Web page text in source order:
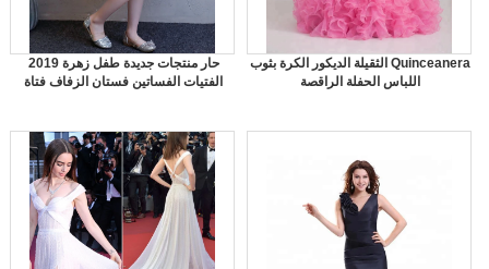
2019 حار منتجات جديدة طفل زهرة
الفتيات الفساتين فستان الزفاف فتاة
الثقيلة الديكور الكرة بثوب Quinceanera
اللباس الحفلة الراقصة